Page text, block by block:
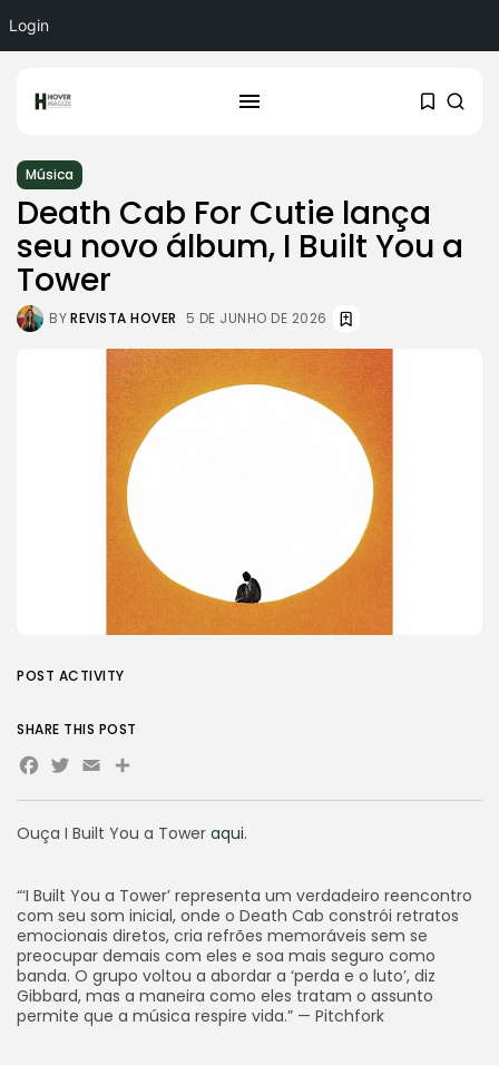
Login
Música
Death Cab For Cutie lança
seu novo álbum, I Built You a
Tower
BYREVISTA HOVER 5 DE JUNHO DE 2026
Ouça I Built You a Tower aqui.
“‘I Built You a Tower’ representa um verdadeiro reencontro
com seu som inicial, onde o Death Cab constrói retratos
emocionais diretos, cria refrões memoráveis sem se
preocupar demais com eles e soa mais seguro como
banda. O grupo voltou a abordar a ‘perda e o luto’, diz
Gibbard, mas a maneira como eles tratam o assunto
permite que a música respire vida.” — Pitchfork
POST ACTIVITY
SHARE THIS POST
Facebook
Twitter
EmailShare